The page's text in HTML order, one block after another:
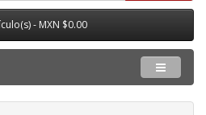
- MXN $0.00